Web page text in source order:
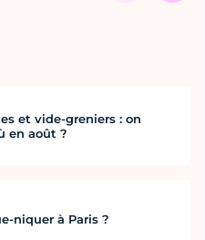
et vide-greniers : on
en août ?
niquer à Paris ?